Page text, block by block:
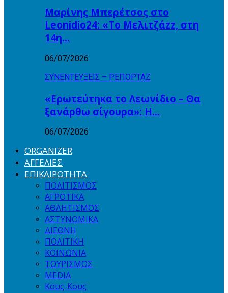
Μαρίνης Μπερέτσος στο
Leonidio24: «Το Μελιτζάzz, στη
14η…
06/07/2026
ΣΥΝΕΝΤΕΥΞΕΙΣ – ΡΕΠΟΡΤΑΖ
«Ερωτεύτηκα το Λεωνίδιο – Θα
ξανάρθω σίγουρα»: Η…
06/07/2026
ORGANIZER
ΑΓΓΕΛΙΕΣ
ΕΠΙΚΑΙΡΟΤΗΤΑ
ΠΟΛΙΤΙΣΜΟΣ
ΑΓΡΟΤΙΚΑ
ΑΘΛΗΤΙΣΜΟΣ
ΑΣΤΥΝΟΜΙΚΑ
ΔΙΕΘΝΗ
ΠΟΛΙΤΙΚΗ
ΚΟΙΝΩΝΙΑ
ΤΟΥΡΙΣΜΟΣ
MEDIA
Κους-Κους